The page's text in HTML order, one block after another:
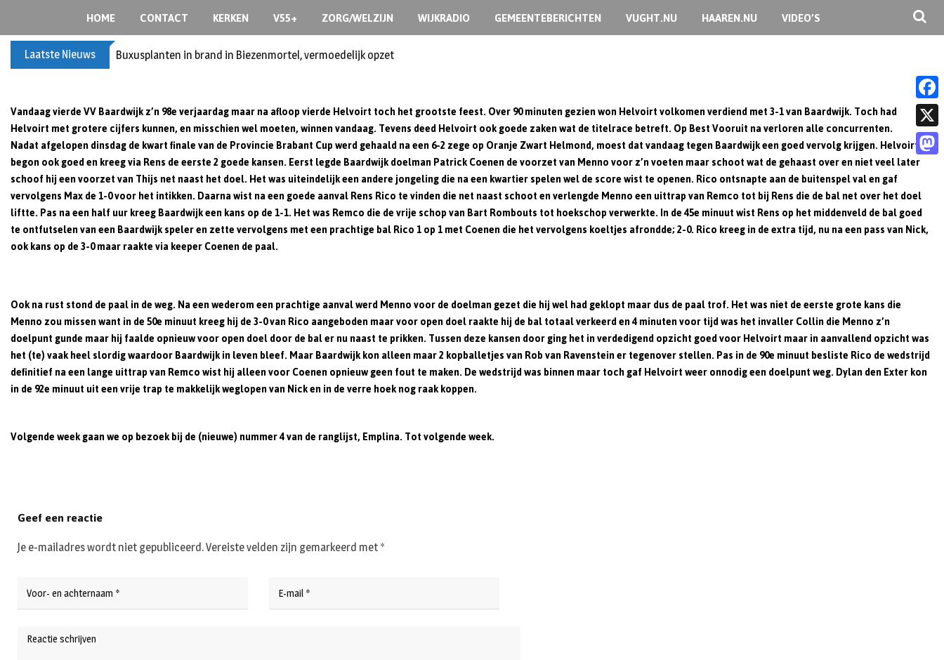
content
HOME CONTACT KERKEN V55+ ZORG/WELZIJN WIJKRADIO GEMEENTEBERICHTEN VUGHT.NU HAAREN.NU VIDEO’S
Laatste Nieuws Buxusplanten in brand in Biezenmortel, vermoedelijk opzet
Vandaag vierde VV Baardwijk z’n 98e verjaardag maar na afloop vierde Helvoirt toch het grootste feest. Over 90 minuten gezien won Helvoirt volkomen verdiend met 3-1 van Baardwijk. Toch had
Helvoirt met grotere cijfers kunnen, en misschien wel moeten, winnen vandaag. Tevens deed Helvoirt ook goede zaken wat de titelrace betreft. Op Best Vooruit na verloren alle concurrenten.
Nadat afgelopen dinsdag de kwart finale van de Provincie Brabant Cup werd gehaald na een 6-2 zege op Oranje Zwart Helmond, moest dat vandaag tegen Baardwijk een goed vervolg krijgen. Helvoirt
begon ook goed en kreeg via Rens de eerste 2 goede kansen. Eerst legde Baardwijk doelman Patrick Coenen de voorzet van Menno voor z’n voeten maar schoot wat de gehaast over en niet veel later
schoof hij een voorzet van Thijs net naast het doel. Het was uiteindelijk een andere jongeling die na een kwartier spelen wel de score wist te openen. Rico ontsnapte aan de buitenspel val en gaf
vervolgens Max de 1-0 voor het intikken. Daarna wist na een goede aanval Rens Rico te vinden die net naast schoot en verlengde Menno een uittrap van Remco tot bij Rens die de bal net over het doel
liftte. Pas na een half uur kreeg Baardwijk een kans op de 1-1. Het was Remco die de vrije schop van Bart Rombouts tot hoekschop verwerkte. In de 45e minuut wist Rens op het middenveld de bal goed
te ontfutselen van een Baardwijk speler en zette vervolgens met een prachtige bal Rico 1 op 1 met Coenen die het vervolgens koeltjes afrondde; 2-0. Rico kreeg in de extra tijd, nu na een pass van Nick,
ook kans op de 3-0 maar raakte via keeper Coenen de paal.
Ook na rust stond de paal in de weg. Na een wederom een prachtige aanval werd Menno voor de doelman gezet die hij wel had geklopt maar dus de paal trof. Het was niet de eerste grote kans die
Menno zou missen want in de 50e minuut kreeg hij de 3-0 van Rico aangeboden maar voor open doel raakte hij de bal totaal verkeerd en 4 minuten voor tijd was het invaller Collin die Menno z’n
doelpunt gunde maar hij faalde opnieuw voor open doel door de bal er nu naast te prikken. Tussen deze kansen door ging het in verdedigend opzicht goed voor Helvoirt maar in aanvallend opzicht was
het (te) vaak heel slordig waardoor Baardwijk in leven bleef. Maar Baardwijk kon alleen maar 2 kopballetjes van Rob van Ravenstein er tegenover stellen. Pas in de 90e minuut besliste Rico de wedstrijd
definitief na een lange uittrap van Remco wist hij alleen voor Coenen opnieuw geen fout te maken. De wedstrijd was binnen maar toch gaf Helvoirt weer onnodig een doelpunt weg. Dylan den Exter kon
in de 92e minuut uit een vrije trap te makkelijk weglopen van Nick en in de verre hoek nog raak koppen.
Volgende week gaan we op bezoek bij de (nieuwe) nummer 4 van de ranglijst, Emplina. Tot volgende week.
Geef een reactie
Je e-mailadres wordt niet gepubliceerd.Vereiste velden zijn gemarkeerd met *
F
a
c
b
X
M
s
t